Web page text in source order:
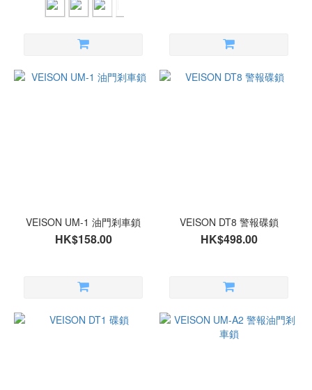
VEISON UM-1 油門剎車鎖
HK$158.00
VEISON DT8 警報碟鎖
HK$498.00